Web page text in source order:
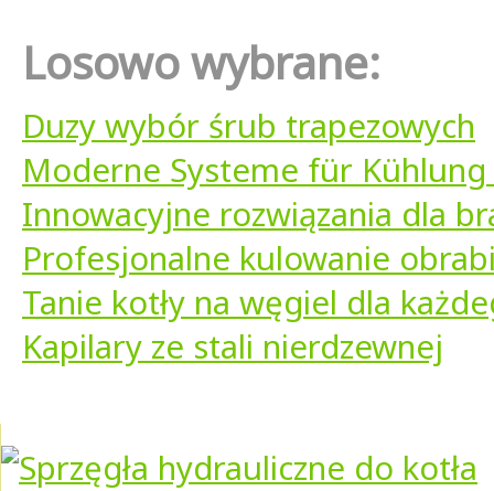
Losowo wybrane:
Duzy wybór śrub trapezowych
Moderne Systeme für
Innowacyjne rozwiązania dla
Profesjonalne kulowanie
Tanie kotły na węgiel dla
Kapilary ze stali nierdzewnej